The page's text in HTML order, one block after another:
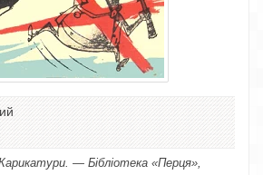
— Бібліотека «Перця»,